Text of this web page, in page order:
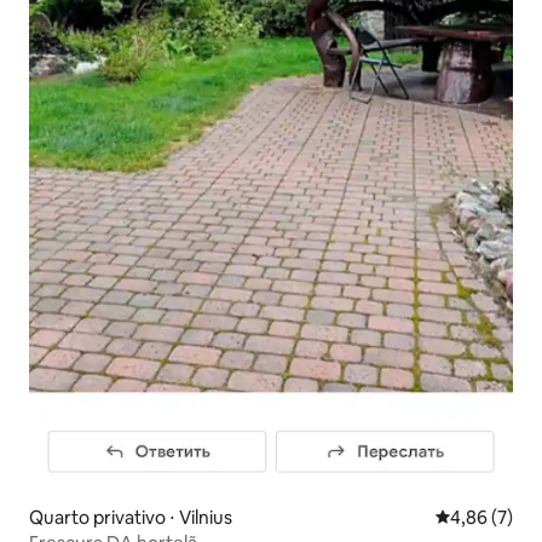
Quarto privativo ⋅ Vilnius 4,86 de uma
4,86 (7)